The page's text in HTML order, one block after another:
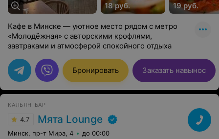
18 руб. 19 руб.
Кафе в Минске — уютное место рядом с метро
«Молодёжная» с авторскими крофлями,
завтраками и атмосферой спокойного отдыха
Бронировать Заказать навынос
КАЛЬЯН-БАР
4.7 Мята Lounge
Минск, пр-т Мира, 4 до 00:00